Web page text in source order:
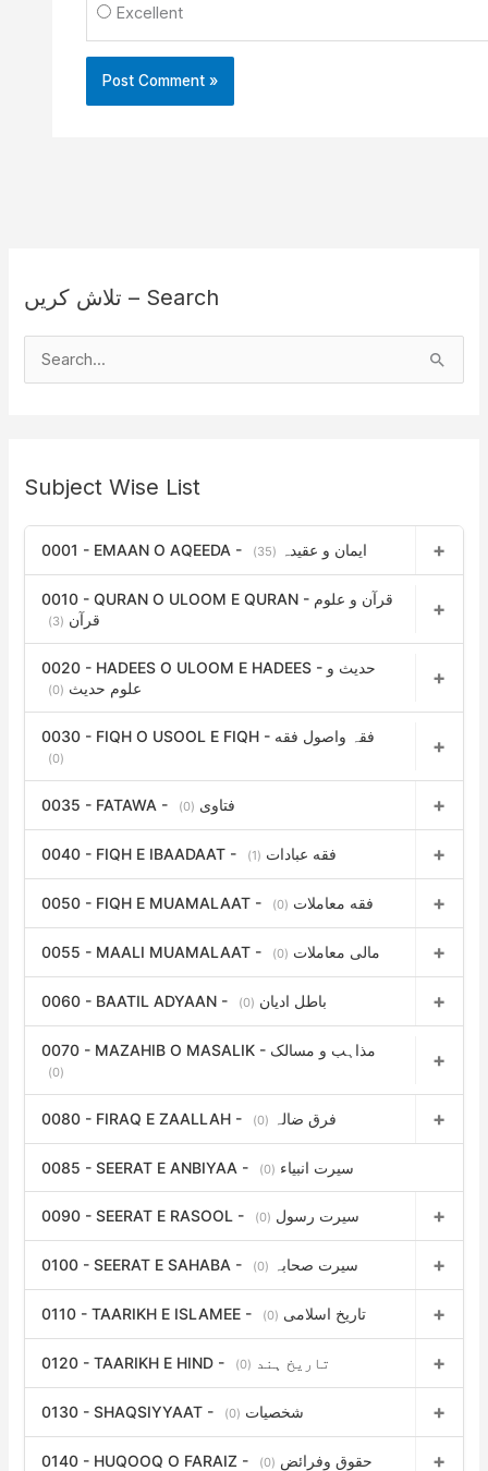
Excellent
تلاش کریں – Search
c
h
:
Subject Wise List
0001 - EMAAN O AQEEDA - ایمان و عقیدہ (35)
0010 - QURAN O ULOOM E QURAN - قرآن و علوم
قرآن (3)
0020 - HADEES O ULOOM E HADEES - حدیث و
علوم حدیث (0)
0030 - FIQH O USOOL E FIQH - فقہ واصول فقه
(0)
0035 - FATAWA - فتاوی (0)
0040 - FIQH E IBAADAAT - فقه عبادات (1)
0050 - FIQH E MUAMALAAT - فقه معاملات (0)
0055 - MAALI MUAMALAAT - مالی معاملات (0)
0060 - BAATIL ADYAAN - باطل ادیان (0)
0070 - MAZAHIB O MASALIK - مذاہب و مسالک
(0)
0080 - FIRAQ E ZAALLAH - فرق ضالہ (0)
0085 - SEERAT E ANBIYAA - سیرت انبیاء (0)
0090 - SEERAT E RASOOL - سیرت رسول (0)
0100 - SEERAT E SAHABA - سیرت صحابہ (0)
0110 - TAARIKH E ISLAMEE - تاریخ اسلامی (0)
0120 - TAARIKH E HIND - تاریخ ہند (0)
0130 - SHAQSIYYAAT - شخصیات (0)
0140 - HUQOOQ O FARAIZ - حقوق وفرائض (0)